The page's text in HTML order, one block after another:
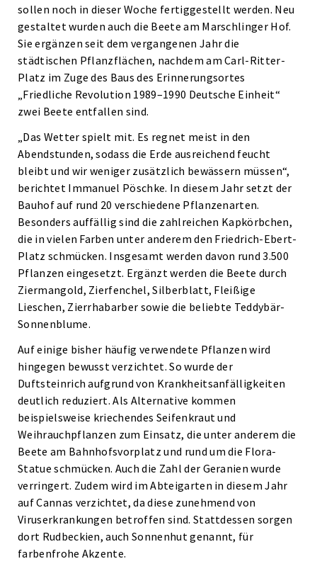
sollen noch in dieser Woche fertiggestellt werden. Neu
gestaltet wurden auch die Beete am Marschlinger Hof.
Sie ergänzen seit dem vergangenen Jahr die
städtischen Pflanzflächen, nachdem am Carl-Ritter-
Platz im Zuge des Baus des Erinnerungsortes
„Friedliche Revolution 1989–1990 Deutsche Einheit“
zwei Beete entfallen sind.
„Das Wetter spielt mit. Es regnet meist in den
Abendstunden, sodass die Erde ausreichend feucht
bleibt und wir weniger zusätzlich bewässern müssen“,
berichtet Immanuel Pöschke. In diesem Jahr setzt der
Bauhof auf rund 20 verschiedene Pflanzenarten.
Besonders auffällig sind die zahlreichen Kapkörbchen,
die in vielen Farben unter anderem den Friedrich-Ebert-
Platz schmücken. Insgesamt werden davon rund 3.500
Pflanzen eingesetzt. Ergänzt werden die Beete durch
Ziermangold, Zierfenchel, Silberblatt, Fleißige
Lieschen, Zierrhabarber sowie die beliebte Teddybär-
Sonnenblume.
Auf einige bisher häufig verwendete Pflanzen wird
hingegen bewusst verzichtet. So wurde der
Duftsteinrich aufgrund von Krankheitsanfälligkeiten
deutlich reduziert. Als Alternative kommen
beispielsweise kriechendes Seifenkraut und
Weihrauchpflanzen zum Einsatz, die unter anderem die
Beete am Bahnhofsvorplatz und rund um die Flora-
Statue schmücken. Auch die Zahl der Geranien wurde
verringert. Zudem wird im Abteigarten in diesem Jahr
auf Cannas verzichtet, da diese zunehmend von
Viruserkrankungen betroffen sind. Stattdessen sorgen
dort Rudbeckien, auch Sonnenhut genannt, für
farbenfrohe Akzente.